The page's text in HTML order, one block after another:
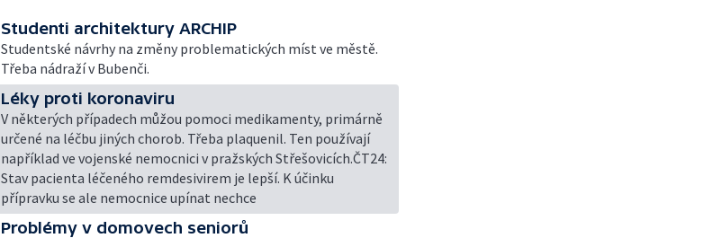
Studenti architektury ARCHIP
Studentské návrhy na změny problematických míst ve městě.
Třeba nádraží v Bubenči.
Léky proti koronaviru
V některých případech můžou pomoci medikamenty, primárně
určené na léčbu jiných chorob. Třeba plaquenil. Ten používají
například ve vojenské nemocnici v pražských Střešovicích.ČT24:
Stav pacienta léčeného remdesivirem je lepší. K účinku
přípravku se ale nemocnice upínat nechce
Problémy v domovech seniorů